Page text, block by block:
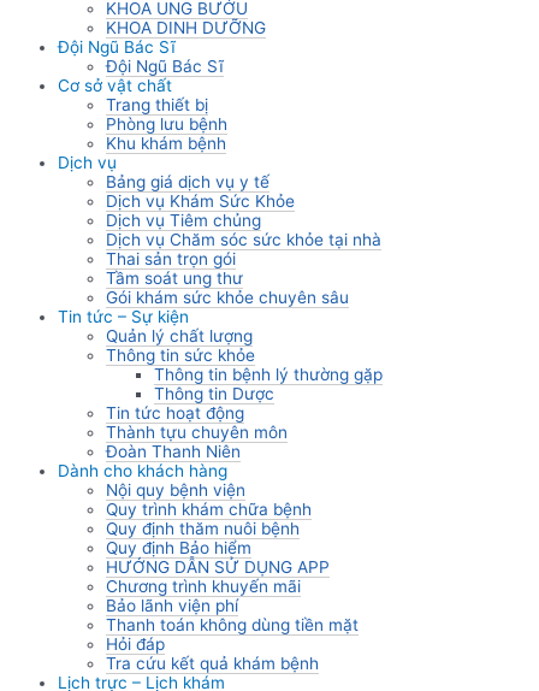
KHOA UNG BƯỚU
KHOA DINH DƯỠNG
Đội Ngũ Bác Sĩ
Đội Ngũ Bác Sĩ
Cơ sở vật chất
Trang thiết bị
Phòng lưu bệnh
Khu khám bệnh
Dịch vụ
Bảng giá dịch vụ y tế
Dịch vụ Khám Sức Khỏe
Dịch vụ Tiêm chủng
Dịch vụ Chăm sóc sức khỏe tại nhà
Thai sản trọn gói
Tầm soát ung thư
Gói khám sức khỏe chuyên sâu
Tin tức – Sự kiện
Quản lý chất lượng
Thông tin sức khỏe
Thông tin bệnh lý thường gặp
Thông tin Dược
Tin tức hoạt động
Thành tựu chuyên môn
Đoàn Thanh Niên
Dành cho khách hàng
Nội quy bệnh viện
Quy trình khám chữa bệnh
Quy định thăm nuôi bệnh
Quy định Bảo hiểm
HƯỚNG DẪN SỬ DỤNG APP
Chương trình khuyến mãi
Bảo lãnh viện phí
Thanh toán không dùng tiền mặt
Hỏi đáp
Tra cứu kết quả khám bệnh
Lịch trực – Lịch khám